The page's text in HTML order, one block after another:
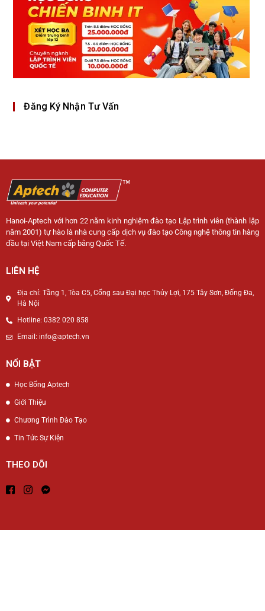
Đăng Ký Nhận Tư Vấn
Hanoi-Aptech với hơn 22 năm kinh nghiệm đào tạo Lập trình viên (thành lập
năm 2001) tự hào là nhà cung cấp dịch vụ đào tạo Công nghệ thông tin hàng
đầu tại Việt Nam cấp bằng Quốc Tế.
LIÊN HỆ
Địa chỉ: Tầng 1, Tòa C5, Cổng sau Đại học Thủy Lợi, 175 Tây Sơn, Đống Đa,
Hà Nội
Hotline: 0382 020 858
Email: info@aptech.vn
NỔI BẬT
Học Bổng Aptech
Giới Thiệu
Chương Trình Đào Tạo
Tin Tức Sự Kiện
THEO DÕI